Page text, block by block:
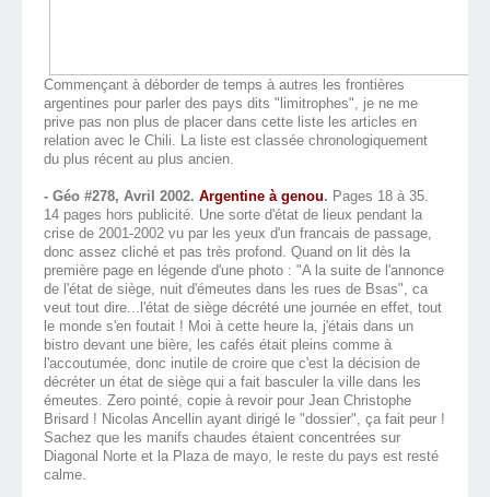
Commençant à déborder de temps à autres les frontières
argentines pour parler des pays dits "limitrophes", je ne me
prive pas non plus de placer dans cette liste les articles en
relation avec le Chili. La liste est classée chronologiquement
du plus récent au plus ancien.
- Géo #278, Avril 2002. Argentine à genou. Pages 18 à 35.
14 pages hors publicité. Une sorte d'état de lieux pendant la
crise de 2001-2002 vu par les yeux d'un francais de passage,
donc assez cliché et pas très profond. Quand on lit dès la
première page en légende d'une photo : "A la suite de l'annonce
de l'état de siège, nuit d'émeutes dans les rues de Bsas", ca
veut tout dire...l'état de siège décrété une journée en effet, tout
le monde s'en foutait ! Moi à cette heure la, j'étais dans un
bistro devant une bière, les cafés était pleins comme à
l'accoutumée, donc inutile de croire que c'est la décision de
décréter un état de siège qui a fait basculer la ville dans les
émeutes. Zero pointé, copie à revoir pour Jean Christophe
Brisard ! Nicolas Ancellin ayant dirigé le "dossier", ça fait peur !
Sachez que les manifs chaudes étaient concentrées sur
Diagonal Norte et la Plaza de mayo, le reste du pays est resté
calme.